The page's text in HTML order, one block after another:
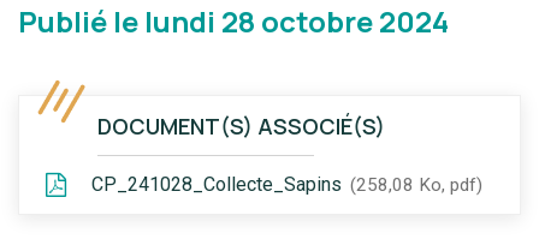
Publié le lundi 28 octobre 2024
DOCUMENT(S) ASSOCIÉ(S)
CP_241028_Collecte_Sapins 258,08 Ko, pdf